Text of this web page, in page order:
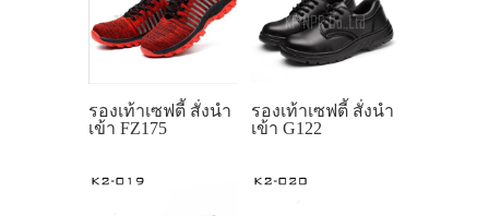
รองเท้าเซฟตี้ สั่งนำ
เข้า FZ175
รองเท้าเซฟตี้ สั่งนำ
เข้า G122